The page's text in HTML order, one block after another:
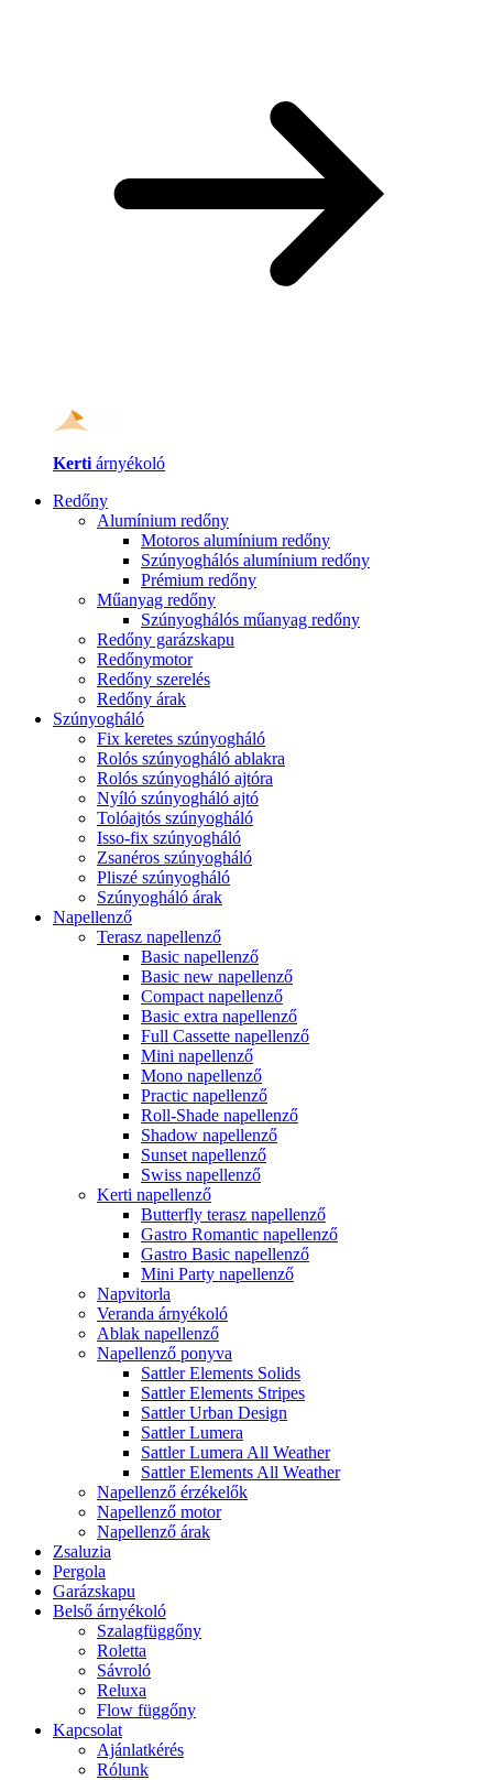
Kerti árnyékoló
Redőny
Alumínium redőny
Motoros alumínium redőny
Szúnyoghálós alumínium redőny
Prémium redőny
Műanyag redőny
Szúnyoghálós műanyag redőny
Redőny garázskapu
Redőnymotor
Redőny szerelés
Redőny árak
Szúnyogháló
Fix keretes szúnyogháló
Rolós szúnyogháló ablakra
Rolós szúnyogháló ajtóra
Nyíló szúnyogháló ajtó
Tolóajtós szúnyogháló
Isso-fix szúnyogháló
Zsanéros szúnyogháló
Pliszé szúnyogháló
Szúnyogháló árak
Napellenző
Terasz napellenző
Basic napellenző
Basic new napellenző
Compact napellenző
Basic extra napellenző
Full Cassette napellenző
Mini napellenző
Mono napellenző
Practic napellenző
Roll-Shade napellenző
Shadow napellenző
Sunset napellenző
Swiss napellenző
Kerti napellenző
Butterfly terasz napellenző
Gastro Romantic napellenző
Gastro Basic napellenző
Mini Party napellenző
Napvitorla
Veranda árnyékoló
Ablak napellenző
Napellenző ponyva
Sattler Elements Solids
Sattler Elements Stripes
Sattler Urban Design
Sattler Lumera
Sattler Lumera All Weather
Sattler Elements All Weather
Napellenző érzékelők
Napellenző motor
Napellenző árak
Zsaluzia
Pergola
Garázskapu
Belső árnyékoló
Szalagfüggőny
Roletta
Sávroló
Reluxa
Flow függőny
Kapcsolat
Ajánlatkérés
Rólunk